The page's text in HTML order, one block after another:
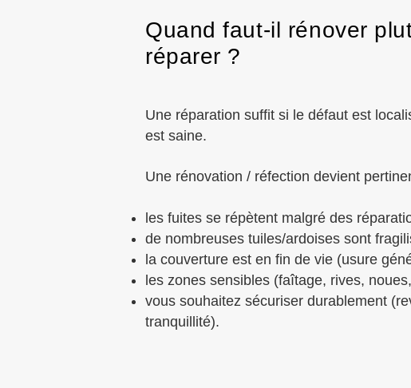
Quand faut-il rénover
réparer ?
Une réparation suffit si le défaut est
est saine.
Une rénovation / réfection devient
les fuites se répètent malgré des
de nombreuses tuiles/ardoises sont
la couverture est en fin de vie (usure
les zones sensibles (faîtage, rives,
vous souhaitez sécuriser durablement
tranquillité).